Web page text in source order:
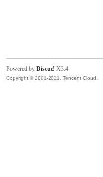
Powered byDiscuz! X3.4
Copyright © 2001-2021, Tencent Cloud.